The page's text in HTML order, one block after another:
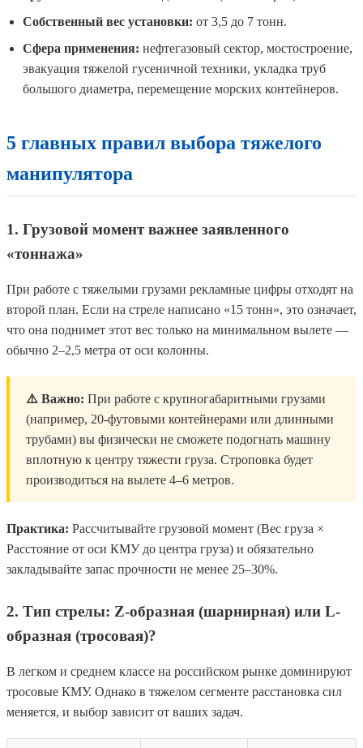
Собственный вес установки: от 3,5 до 7 тонн.
Сфера применения: нефтегазовый сектор, мостостроение,
эвакуация тяжелой гусеничной техники, укладка труб
большого диаметра, перемещение морских контейнеров.
5 главных правил выбора тяжелого
манипулятора
1. Грузовой момент важнее заявленного
«тоннажа»
При работе с тяжелыми грузами рекламные цифры отходят на
второй план. Если на стреле написано «15 тонн», это означает,
что она поднимет этот вес только на минимальном вылете —
обычно 2–2,5 метра от оси колонны.
⚠️ Важно: При работе с крупногабаритными грузами
(например, 20-футовыми контейнерами или длинными
трубами) вы физически не сможете подогнать машину
вплотную к центру тяжести груза. Строповка будет
производиться на вылете 4–6 метров.
Практика: Рассчитывайте грузовой момент (Вес груза ×
Расстояние от оси КМУ до центра груза) и обязательно
закладывайте запас прочности не менее 25–30%.
2. Тип стрелы: Z-образная (шарнирная) или L-
образная (тросовая)?
В легком и среднем классе на российском рынке доминируют
тросовые КМУ. Однако в тяжелом сегменте расстановка сил
меняется, и выбор зависит от ваших задач.